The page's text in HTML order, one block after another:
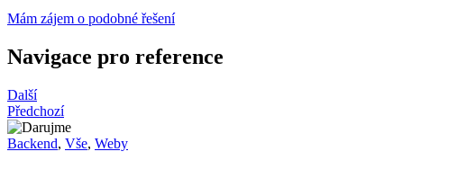
Mám zájem o podobné řešení
Navigace pro reference
Další
Předchozí
Backend, Vše, Weby